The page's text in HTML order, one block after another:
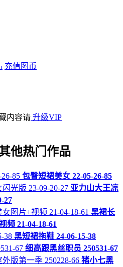
充值图币
内容请 升级VIP
他热门作品
包臀短裙美女 22-05-26-85
亚力山大王凉
27
黑裙长
频 21-04-18-61
黑短裙拖鞋 24-06-15-38
细高跟黑丝职员 250531-67
猪小七黑